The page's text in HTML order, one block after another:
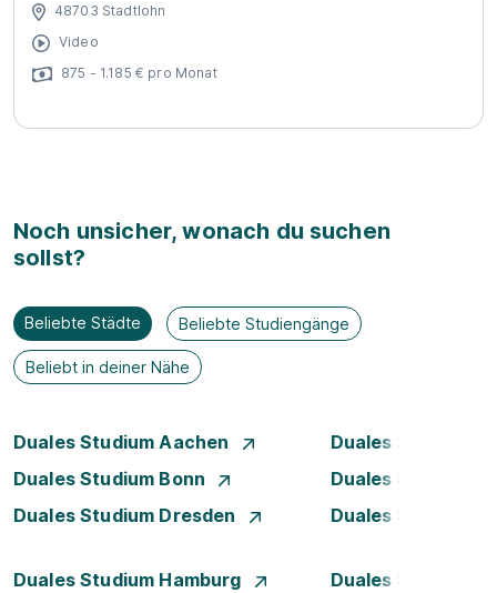
48703 Stadtlohn
Video
875 - 1.185 € pro Monat
Noch unsicher, wonach du suchen
sollst?
Beliebte Städte Beliebte Studiengänge
Beliebt in deiner Nähe
Duales Studium Aachen
Duales Studium
Duales Studium Bonn
Duales Studium
Duales Studium Dresden
Duales Studium
Duales Studium Hamburg
Duales Studium